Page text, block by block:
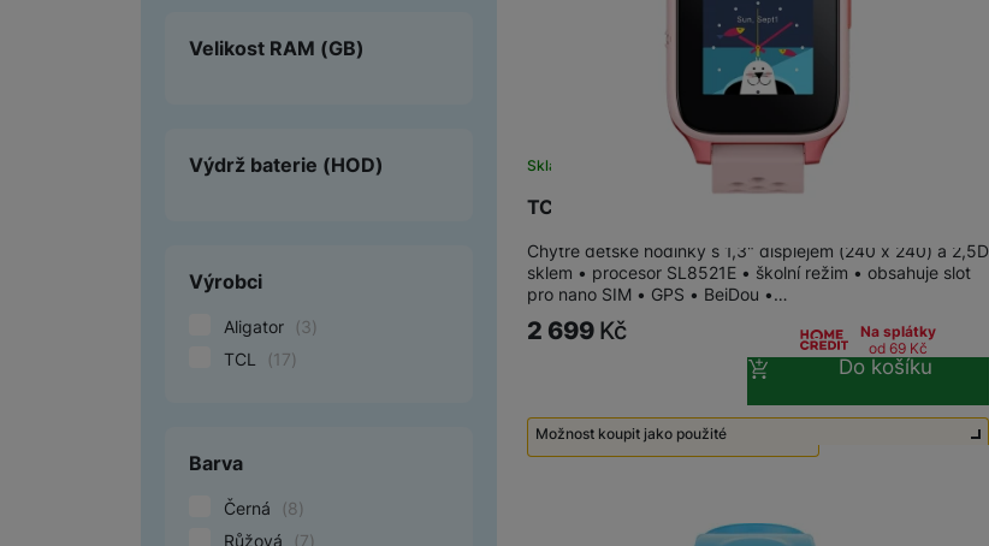
Velikost RAM (GB)
Výdrž baterie (HOD)
Výrobci
Aligator (3)
TCL
(17)
Barva
Černá (8)
Růžová
(7)
TCL MOVETIME Family Watch 46 Pink
Skladem na 9 prodejnách
Chytré dětské hodinky s 1,3" displejem (240 x 240) a 2,5D
sklem • procesor SL8521E • školní režim • obsahuje slot
pro nano SIM • GPS • BeiDou •…
2 699 Kč
Na splátky
od 69 Kč
Do košíku
Možnost koupit jako použité